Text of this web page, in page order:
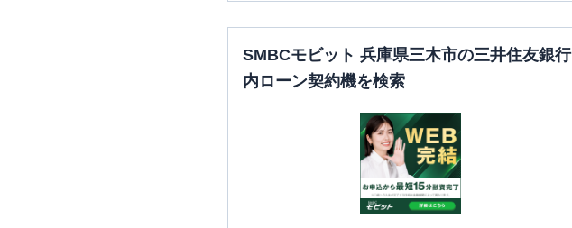
SMBCモビット 兵庫県三木市の三井住友銀行
内ローン契約機を検索